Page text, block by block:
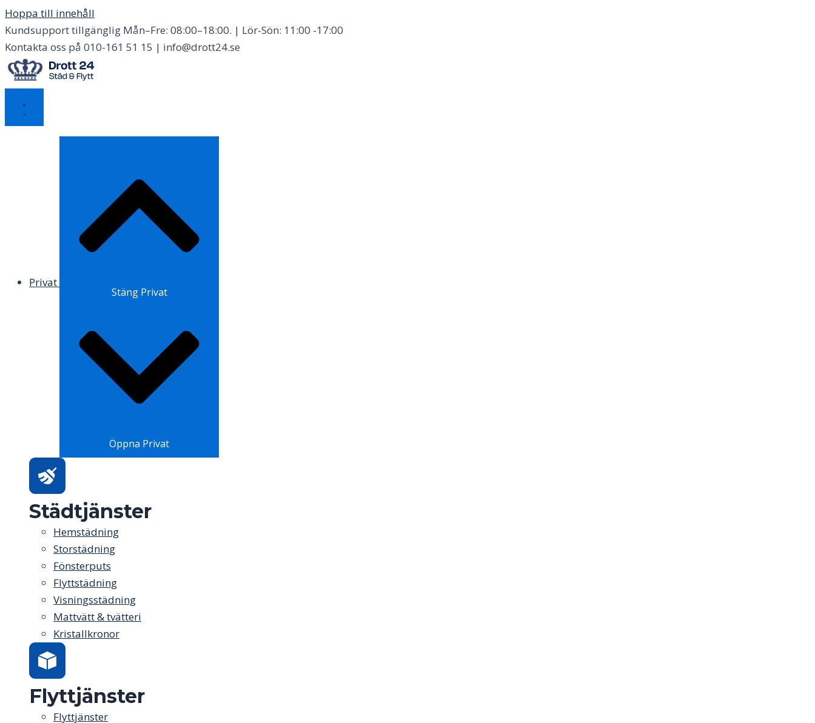
Hoppa till innehåll
Kundsupport tillgänglig Mån–Fre: 08:00–18:00. | Lör-Sön: 11:00 -17:00
Kontakta oss på 010-161 51 15 | info@drott24.se
Privat
Stäng Privat
Öppna Privat
Städtjänster
Hemstädning
Storstädning
Fönsterputs
Flyttstädning
Visningsstädning
Mattvätt & tvätteri
Kristallkronor
Flyttjänster
Flyttjänster